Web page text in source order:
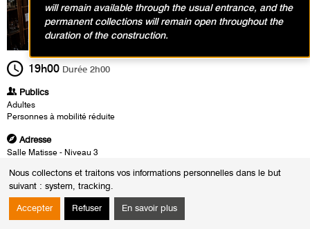
Nous collectons et traitons vos informations personnelles dans le but
suivant : system, tracking.
Accepter Refuser En savoir plus
19h00 Durée 2h00
Publics
Adultes
Personnes à mobilité réduite
Adresse
Salle Matisse - Niveau 3
Heures
Le : Jeudi 29 janvier 2026 de 19h00 à 21h00
DÉROULÉ :
will remain available through the usual entrance, and the
permanent collections will remain open throughout the
duration of the construction.